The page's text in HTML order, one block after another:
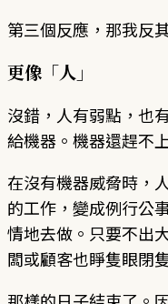
第三個反應，那我反
更像「人」
沒錯，人有弱點，也
給機器。機器還趕不
在沒有機器威脅時，
的工作，變成例行公
情地去做。只要不出
闆或顧客也睜隻眼閉